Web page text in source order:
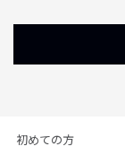
初めての方